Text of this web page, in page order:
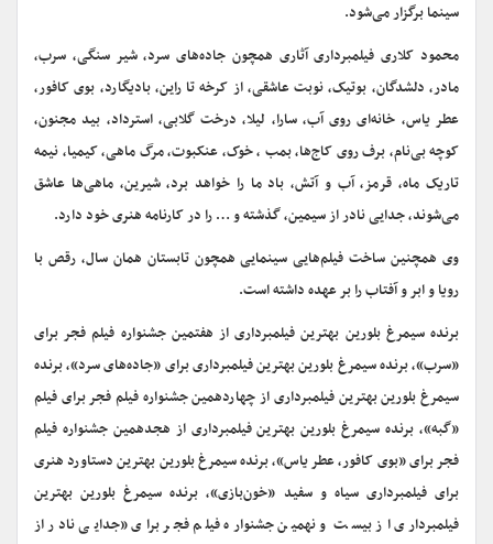
سینما برگزار می‌شود.
محمود کلاری فیلمبرداری آثاری همچون جاده‌های سرد، شیر سنگی، سرب،
مادر، دلشدگان، بوتیک، نوبت عاشقی، از کرخه تا راین، بادیگارد، بوی کافور،
عطر یاس، خانه‌ای روی آب، سارا، لیلا، درخت گلابی، استرداد، بید مجنون،
کوچه بی‌نام، برف روی کاج‌ها، بمب ، خوک، عنکبوت، مرگ ماهی، کیمیا، نیمه
تاریک ماه، قرمز، آب و آتش، باد ما را خواهد برد، شیرین، ماهی‌ها عاشق
می‌شوند، جدایی نادر از سیمین، گذشته و … را در کارنامه هنری خود دارد.
وی همچنین ساخت فیلم‌هایی سینمایی همچون تابستان همان سال، رقص با
رویا و ابر و آفتاب را بر عهده داشته است.
برنده سیمرغ بلورین بهترین فیلمبرداری از هفتمین جشنواره فیلم فجر برای
«سرب»، برنده سیمرغ بلورین بهترین فیلمبرداری برای «جاده‌های سرد»، برنده
سیمرغ بلورین بهترین فیلمبرداری از چهاردهمین جشنواره فیلم فجر برای فیلم
«گبه»، برنده سیمرغ بلورین بهترین فیلمبرداری از هجدهمین جشنواره فیلم
فجر برای «بوی کافور، عطر یاس»، برنده سیمرغ بلورین بهترین دستاورد هنری
برای فیلمبرداری سیاه و سفید «خون‌بازی»، برنده سیمرغ بلورین بهترین
فیلمبرداری از بیست و نهمین جشنواره فیلم فجر برای «جدایی نادر از